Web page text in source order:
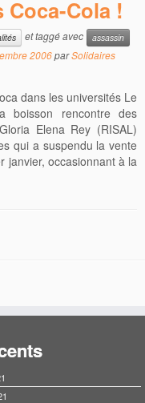
Cola !
et taggé avec
assassin
2006parSolidaires
dans les universités Le
boisson rencontre des
Elena Rey (RISAL)
qui a suspendu la vente
janvier, occasionnant à la